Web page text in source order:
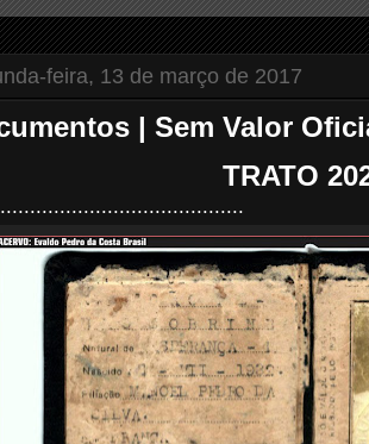
feira, 13 de março de 2017
| Sem Valor
TRATO